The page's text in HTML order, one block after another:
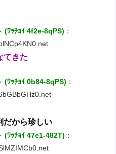
(ﾜｯﾁｮｲ 4f2e-8qPS) ：
てきた
(ﾜｯﾁｮｲ 0b84-8qPS) ：
だから珍しい
(ﾜｯﾁｮｲ 47e1-482T) ：